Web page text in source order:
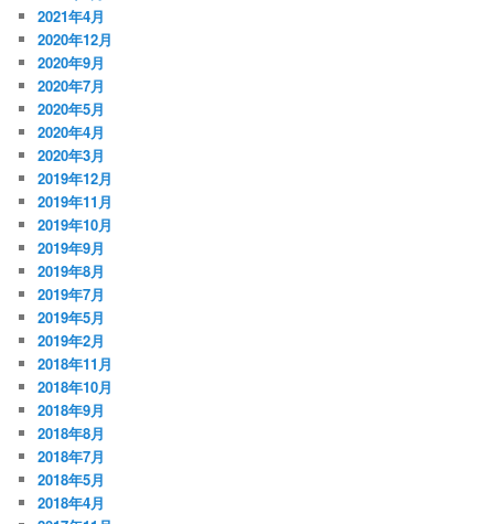
2021年4月
2020年12月
2020年9月
2020年7月
2020年5月
2020年4月
2020年3月
2019年12月
2019年11月
2019年10月
2019年9月
2019年8月
2019年7月
2019年5月
2019年2月
2018年11月
2018年10月
2018年9月
2018年8月
2018年7月
2018年5月
2018年4月